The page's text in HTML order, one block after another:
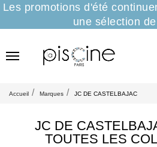
Les promotions d'été
une sélection
Accueil Marques JC DE CASTELBAJAC
JC DE
TOUTES LES